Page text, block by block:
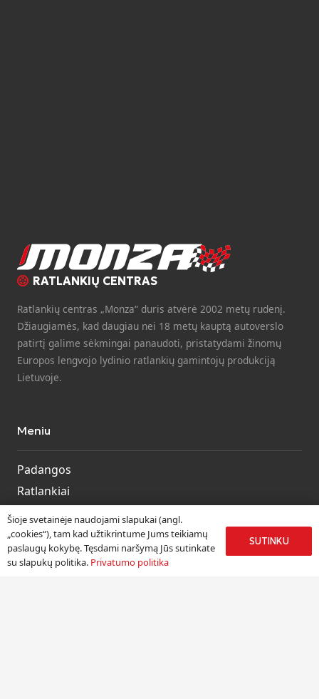
RATLANKIŲ CENTRAS
Ratlankių centras „Monza“ duris atvėrė 2002 metų rudenį.
Džiaugiamės, kad daugiau nei 18 metų kauptą autoverslo
patirtį galime sėkmingai panaudoti, pristatydami žinomų
Europos lengvojo lydinio ratlankių gamintojų produkciją
Lietuvoje.
Meniu
Padangos
Ratlankiai
Kitos prekės
Paslaugos
Šioje svetainėje naudojami slapukai (angl.
„cookies“), tam kad užtikrintume Jums teikiamų
paslaugų kokybę. Tęsdami naršymą Jūs sutinkate
su slapukų politika. Privatumo politika
SUTINKU